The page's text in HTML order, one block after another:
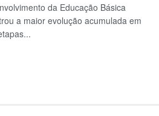
da Educação Básica
a maior evolução acumulada em